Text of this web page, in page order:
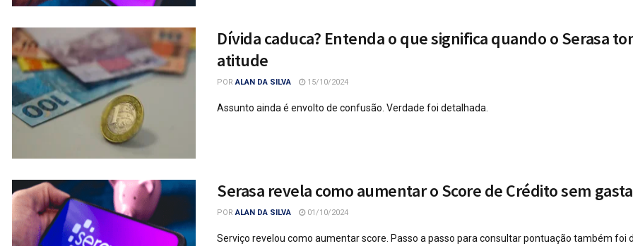
Dívida caduca? Entenda o que significa quando o Serasa
atitude
POR ALAN DA SILVA 15/10/2024
Assunto ainda é envolto de confusão. Verdade foi detalhada.
Serasa revela como aumentar o Score de Crédito sem
POR ALAN DA SILVA 01/10/2024
Serviço revelou como aumentar score. Passo a passo para consultar pontuação também foi